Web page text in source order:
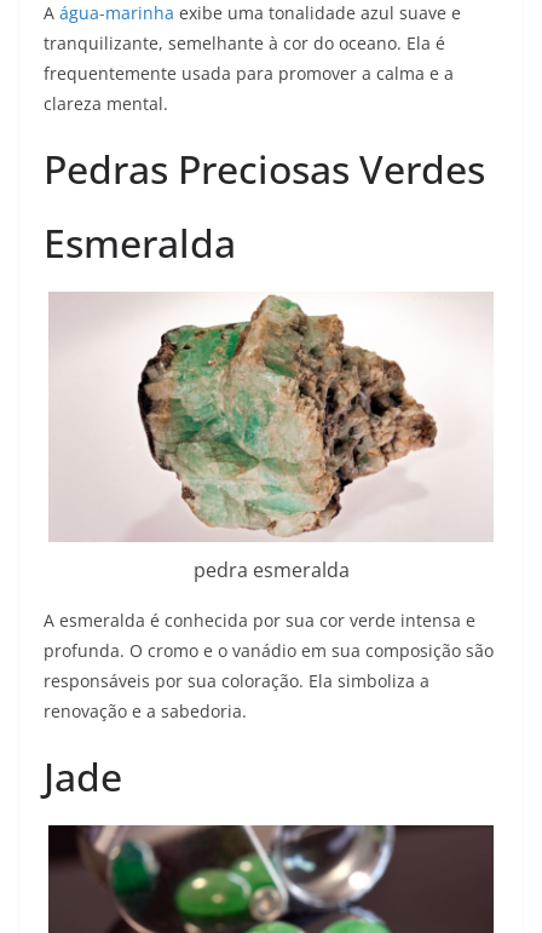
A água-marinha exibe uma tonalidade azul suave e
tranquilizante, semelhante à cor do oceano. Ela é
frequentemente usada para promover a calma e a
clareza mental.
Pedras Preciosas Verdes
Esmeralda
pedra esmeralda
A esmeralda é conhecida por sua cor verde intensa e
profunda. O cromo e o vanádio em sua composição são
responsáveis por sua coloração. Ela simboliza a
renovação e a sabedoria.
Jade